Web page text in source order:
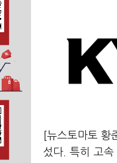
[뉴스토마토 황
섰다. 특히 고